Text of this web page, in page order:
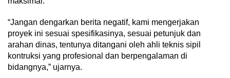
“Jangan dengarkan berita negatif, kami mengerjakan
proyek ini sesuai spesifikasinya, sesuai petunjuk dan
arahan dinas, tentunya ditangani oleh ahli teknis sipil
kontruksi yang profesional dan berpengalaman di
bidangnya,” ujarnya.